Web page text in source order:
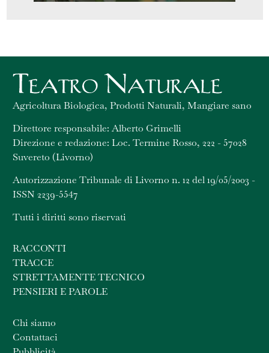
Agricoltura Biologica, Prodotti Naturali, Mangiare sano
Direttore responsabile: Alberto Grimelli
Direzione e redazione: Loc. Termine Rosso, 222 - 57028
Suvereto (Livorno)
Autorizzazione Tribunale di Livorno n. 12 del 19/05/2003 -
ISSN 2239-5547
Tutti i diritti sono riservati
RACCONTI
TRACCE
STRETTAMENTE TECNICO
PENSIERI E PAROLE
Chi siamo
Contattaci